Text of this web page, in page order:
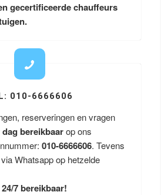
gecertificeerde chauffeurs
010-6666606
reserveringen en vragen
bereikbaarop ons
010-6666606. Tevens
Whatsapp op hetzelde
7 bereikbaar!